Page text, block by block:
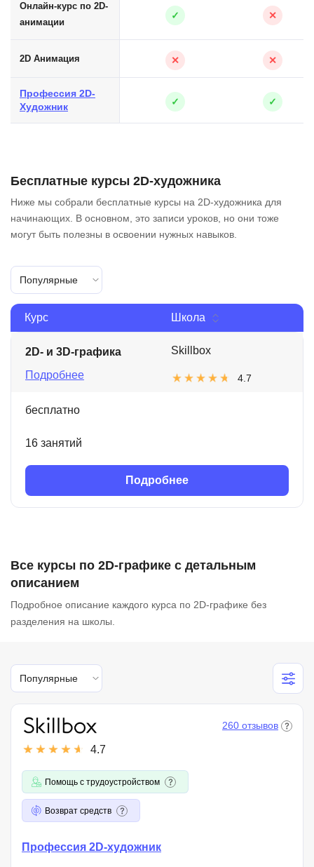
Онлайн-курс по 2D-
анимации
✓ ✕
2D Анимация ✕ ✕
Профессия 2D-
Художник
✓ ✓
Бесплатные курсы 2D-художника
Ниже мы собрали бесплатные курсы на 2D-художника для
начинающих. В основном, это записи уроков, но они тоже
могут быть полезны в освоении нужных навыков.
Популярные
Курс Школа
2D- и 3D-графика
Подробнее
Skillbox
4.7
бесплатно
16 занятий
Подробнее
Все курсы по 2D-графике с детальным
описанием
Подробное описание каждого курса по 2D-графике без
разделения на школы.
Популярные
4.7
260 отзывов
Помощь с трудоустройством
Возврат средств
Профессия 2D-художник